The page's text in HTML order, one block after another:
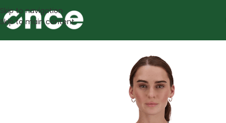
Skip to navigation
Skip to main content